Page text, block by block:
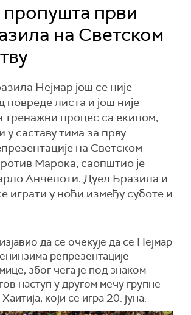
пропушта први
на Светском
Нејмар још се није
повреде листа и још није
тренажни процес са екипом,
у саставу тима за прву
на Светском
Марока, саопштио је
Анчелоти. Дуел Бразила и
играти у ноћи између суботе и
да се очекује да се Нејмар
репрезентације
због чега је под знаком
наступ у другом мечу групне
који се игра 20. јуна.